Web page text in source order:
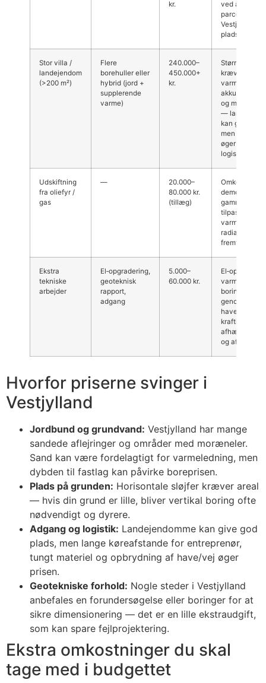
kr.
ved
Vestjylland
plads.
Stor villa /
landejendom
(>200 m²)
Flere
borehuller eller
hybrid (jord +
supplerende
varme)
240.000–
450.000+
kr.
Større
kræver større
og mere
— landet
kan give god
men større
øger
Udskiftning
fra oliefyr /
gas
—
20.000–
80.000 kr.
(tillæg)
Omkostning
demontering
gammelt fyr,
tilpasning af
radiatorer
Ekstra
tekniske
arbejder
El‑opgradering,
geoteknisk
rapport,
adgang
5.000–
60.000 kr.
varmepumpe,
have/vej kan
kraftigt i
afhængigt af
og afstand.
Hvorfor priserne svinger i
Vestjylland
Jordbund og grundvand: Vestjylland har mange
sandede aflejringer og områder med moræneler.
Sand kan være fordelagtigt for varmeledning, men
dybden til fastlag kan påvirke boreprisen.
Plads på grunden: Horisontale sløjfer kræver areal
— hvis din grund er lille, bliver vertikal boring ofte
nødvendigt og dyrere.
Adgang og logistik: Landejendomme kan give god
plads, men lange køreafstande for entreprenør,
tungt materiel og opbrydning af have/vej øger
prisen.
Geotekniske forhold: Nogle steder i Vestjylland
anbefales en forundersøgelse eller boringer for at
sikre dimensionering — det er en lille ekstraudgift,
som kan spare fejlprojektering.
Ekstra omkostninger du skal
tage med i budgettet